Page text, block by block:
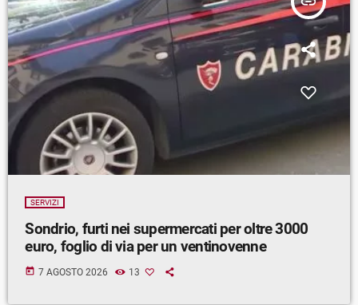
SERVIZI
Sondrio, furti nei supermercati per oltre 3000
euro, foglio di via per un ventinovenne
today 7 AGOSTO 2026 13